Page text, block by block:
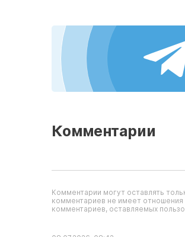
Комментарии
Комментарии могут оставлять
комментариев не имеет
комментариев, оставляемых